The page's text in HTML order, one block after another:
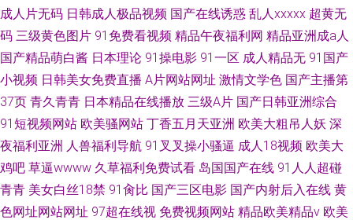
成人片无码 日韩成人极品视频 国产在线诱惑 乱人xxxxx 超黄无
码 三级黄色图片 91免费看视频 精品午夜福利网 精品亚洲成a人
国产精品萌白酱 日本理论 91操电影 91一区 成人精品无 91国产
小视频 日韩美女免费直播 A片网站网址 激情文学色 国产主播第
37页 青久青青 日本精品在线播放 三级A片 国产日韩亚洲综合
91短视频网站 欧美骚网站 丁香五月天亚洲 欧美大粗吊人妖 深
夜福利亚洲 人兽福利导航 91叉叉操小骚逼 成人18视频 欧美大
鸡吧 草逼wwww 久草福利免费试看 岛国国产在线 91人人超碰
青青 美女白丝18禁 91肏比 国产三区电影 国产内射后入在线 黄
色网址网站网址 97超在线视 免费视频网站 精品欧美精品v 欧美